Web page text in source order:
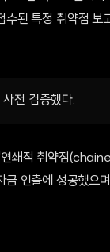
된 특정 취약점 보
전 검증했다.
연쇄적 취약점
인출에 성공했으